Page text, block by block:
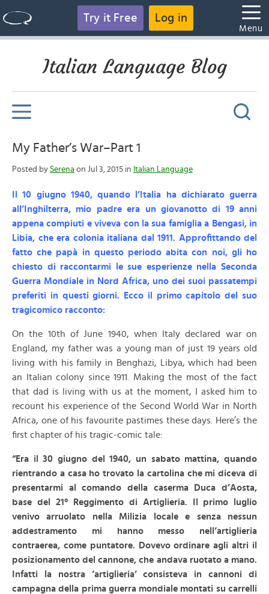
Try it Free Log in
Menu
Italian Language Blog
My Father’s War–Part 1
Posted by Serena on Jul 3, 2015 in Italian Language
Il 10 giugno 1940, quando l’Italia ha dichiarato guerra
all’Inghilterra, mio padre era un giovanotto di 19 anni
appena compiuti e viveva con la sua famiglia a Bengasi, in
Libia, che era colonia italiana dal 1911. Approfittando del
fatto che papà in questo periodo abita con noi, gli ho
chiesto di raccontarmi le sue esperienze nella Seconda
Guerra Mondiale in Nord Africa, uno dei suoi passatempi
preferiti in questi giorni. Ecco il primo capitolo del suo
tragicomico racconto:
On the 10th of June 1940, when Italy declared war on
England, my father was a young man of just 19 years old
living with his family in Benghazi, Libya, which had been
an Italian colony since 1911. Making the most of the fact
that dad is living with us at the moment, I asked him to
recount his experience of the Second World War in North
Africa, one of his favourite pastimes these days. Here’s the
first chapter of his tragic-comic tale:
“Era il 30 giugno del 1940, un sabato mattina, quando
rientrando a casa ho trovato la cartolina che mi diceva di
presentarmi al comando della caserma Duca d’Aosta,
base del 21° Reggimento di Artiglieria. Il primo luglio
venivo arruolato nella Milizia locale e senza nessun
addestramento mi hanno messo nell’artiglieria
contraerea, come puntatore. Dovevo ordinare agli altri il
posizionamento del cannone, che andava ruotato a mano.
Infatti la nostra ‘artiglieria’ consisteva in cannoni di
campagna della prima guerra mondiale montati su carrelli